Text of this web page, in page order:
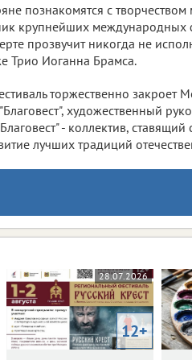
познакомятся с
крупнейших международных
прозвучит никогда не
Трио Иоганна Брамса.
торжественно закроет
художественный
- коллектив,
лучших традиций
28.07.2026
12+